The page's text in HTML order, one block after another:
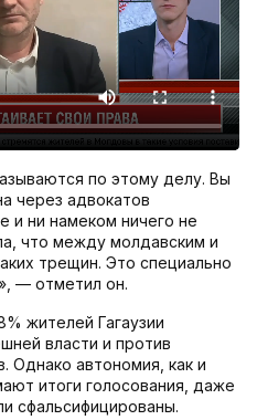
по этому делу. Вы
через адвокатов
и ни намеком ничего не
что между молдавским и
трещин. Это специально
— отметил он.
жителей Гагаузии
власти и против
Однако автономия, как и
итоги голосования, даже
сфальсифицированы.